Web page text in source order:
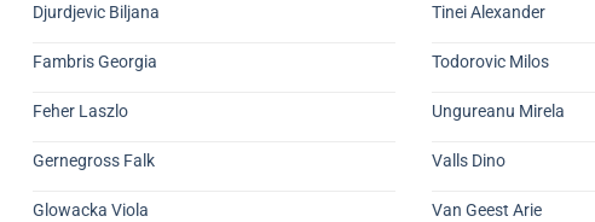
Djurdjevic Biljana
Fambris Georgia
Feher Laszlo
Gernegross Falk
Glowacka Viola
Tinei Alexander
Todorovic Milos
Ungureanu Mirela
Valls Dino
Van Geest Arie